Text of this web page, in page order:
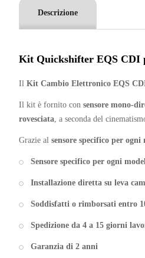
Descrizione
Kit Quickshifter EQS CDI
Il Kit Cambio Elettronico EQS
Il kit è fornito con sensore mono-
rovesciata, a seconda del
Grazie al sensore specifico per ogni
Sensore specifico per ogni
Installazione diretta su leva
Soddisfatti o rimborsati entro
Spedizione da 4 a 15 giorni
Garanzia di 2 anni